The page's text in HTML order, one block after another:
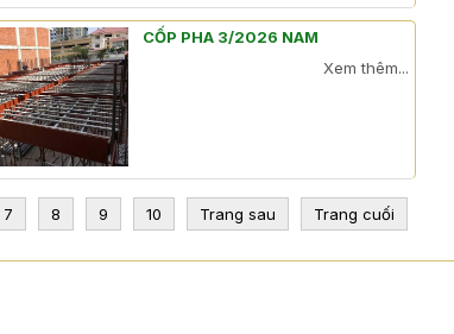
CỐP PHA 3/2026 NAM
Xem thêm...
7 8 9 10 Trang sau Trang cuối